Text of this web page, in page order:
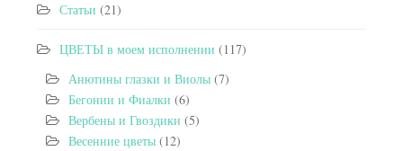
Статьи (21)
ЦВЕТЫ в моем исполнении (117)
Анютины глазки и Виолы (7)
Бегонии и Фиалки (6)
Вербены и Гвоздики (5)
Весенние цветы (12)